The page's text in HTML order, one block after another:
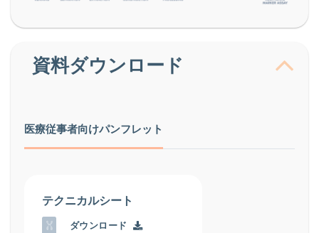
資料ダウンロード
医療従事者向けパンフレット
テクニカルシート
ダウンロード